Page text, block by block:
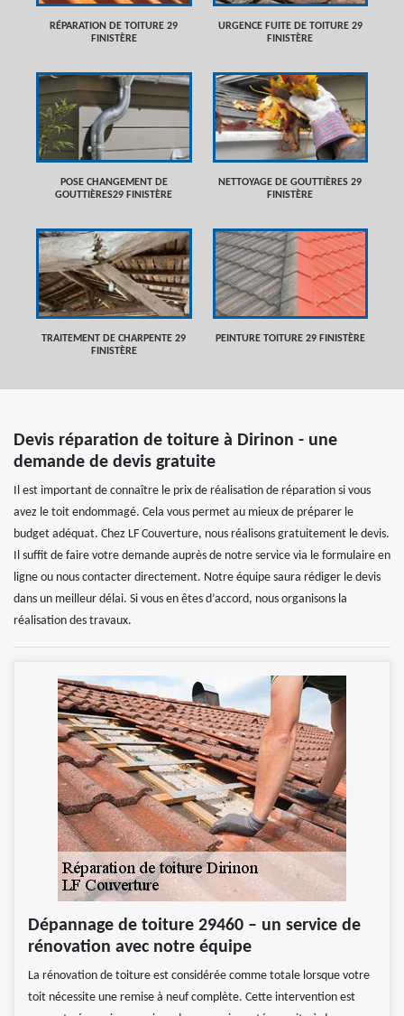
RÉPARATION DE TOITURE 29
FINISTÈRE
URGENCE FUITE DE TOITURE 29
FINISTÈRE
POSE CHANGEMENT DE
GOUTTIÈRES29 FINISTÈRE
NETTOYAGE DE GOUTTIÈRES 29
FINISTÈRE
TRAITEMENT DE CHARPENTE 29
FINISTÈRE
PEINTURE TOITURE 29 FINISTÈRE
Devis réparation de toiture à Dirinon - une
demande de devis gratuite
Il est important de connaître le prix de réalisation de réparation si vous
avez le toit endommagé. Cela vous permet au mieux de préparer le
budget adéquat. Chez LF Couverture, nous réalisons gratuitement le devis.
Il suffit de faire votre demande auprès de notre service via le formulaire en
ligne ou nous contacter directement. Notre équipe saura rédiger le devis
dans un meilleur délai. Si vous en êtes d’accord, nous organisons la
réalisation des travaux.
Dépannage de toiture 29460 – un service de
rénovation avec notre équipe
La rénovation de toiture est considérée comme totale lorsque votre
toit nécessite une remise à neuf complète. Cette intervention est